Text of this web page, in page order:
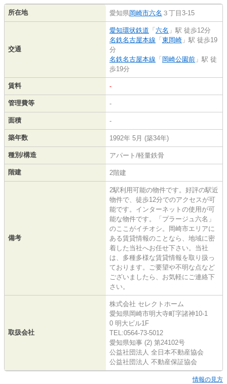
所在地 愛知県岡崎市六名 ３丁目3-15
交通
愛知環状鉄道 「 六名 」駅 徒歩12分
名鉄名古屋本線 「 東岡崎 」駅 徒歩19
分
名鉄名古屋本線 「 岡崎公園前 」駅 徒
歩19分
賃料 -
管理費等 -
面積 -
築年数 1992年 5月 (築34年)
種別/構造 アパート/軽量鉄骨
階建 2階建
備考
2駅利用可能の物件です。好評の駅近
物件で、徒歩12分でのアクセスが可
能です。インターネットの使用が可
能な物件です。「プラージュ六名」
のここがイチオシ。岡崎市エリアに
ある賃貸情報のことなら、地域に密
着した当社へお任せ下さい。当社
は、多種多様な賃貸情報を取り扱っ
ております。ご要望や不明な点など
ございましたら、お気軽にご連絡下
さい。
取扱会社
株式会社 セレクトホーム
愛知県岡崎市明大寺町字諸神10-1
0 明大ビル1F
TEL:0564-73-5012
愛知県知事 (2) 第24102号
公益社団法人 全日本不動産協会
公益社団法人 不動産保証協会
情報の見方